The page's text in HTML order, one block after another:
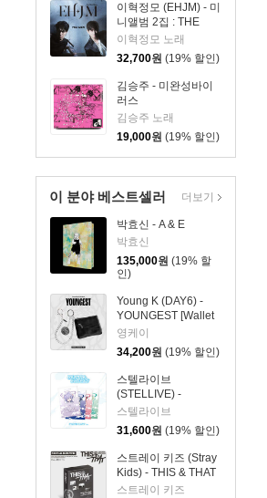
이혁정모 (EHJM) - 미
니앨범 2집 : THE
MEN
이혁정모 노래
32,700원 (19% 할인)
김승주 - 미완성바이
러스
김승주 노래
19,000원 (19% 할인)
이 분야 베스트셀러
박효신 - A & E
박효신
135,000원 (19% 할
인)
Young K (DAY6) -
YOUNGEST [Wallet
& Keyring ver.]
영케이
34,200원 (19% 할인)
스텔라이브
(STELLIVE) -
STELLIVE Cliche 1st
EP 「Colorful
Strokes」 -
PhotoCard Ver. [4종
SET]
스텔라이브
31,600원 (19% 할인)
스트레이 키즈 (Stray
Kids) - THIS & THAT
[FANS ALBUM VER.]
스트레이 키즈
더보기